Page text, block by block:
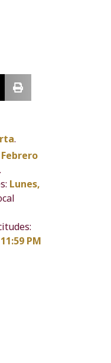
.
Lunes,
PM